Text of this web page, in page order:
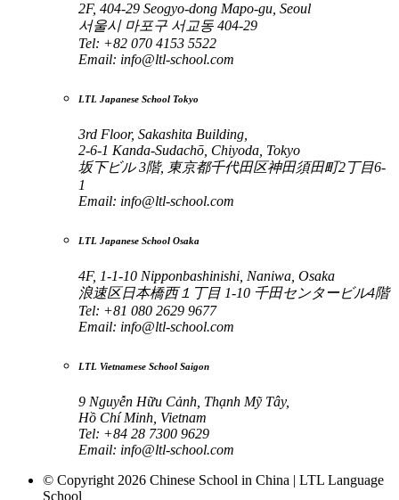
2F, 404-29 Seogyo-dong Mapo-gu, Seoul
서울시 마포구 서교동 404-29
Tel: +82 070 4153 5522
Email: info@ltl-school.com
LTL Japanese School Tokyo
3rd Floor, Sakashita Building,
2-6-1 Kanda-Sudachō, Chiyoda, Tokyo
坂下ビル 3階, 東京都千代田区神田須田町2丁目6-
1
Email: info@ltl-school.com
LTL Japanese School Osaka
4F, 1-1-10 Nipponbashinishi, Naniwa, Osaka
浪速区日本橋西１丁目 1-10 千田センタービル4階
Tel: +81 080 2629 9677
Email: info@ltl-school.com
LTL Vietnamese School Saigon
9 Nguyễn Hữu Cảnh, Thạnh Mỹ Tây,
Hồ Chí Minh, Vietnam
Tel: +84 28 7300 9629
Email: info@ltl-school.com
© Copyright 2026 Chinese School in China | LTL Language
School